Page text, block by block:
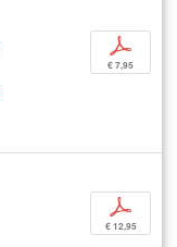
p
€ 7,95
p
€ 12,95